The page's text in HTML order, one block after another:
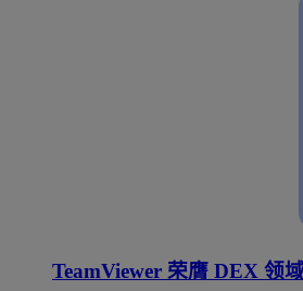
TeamViewer 荣膺 DEX 领